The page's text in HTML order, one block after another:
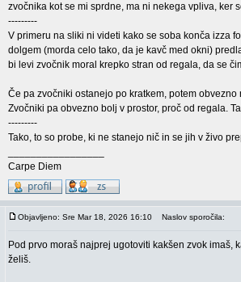
zvočnika kot se mi sprdne, ma ni nekega vpliva, ker
---------
V primeru na sliki ni videti kako se soba konča izza
dolgem (morda celo tako, da je kavč med okni)
bi levi zvočnik moral krepko stran od regala, da se
Če pa zvočniki ostanejo po kratkem, potem
Zvočniki pa obvezno bolj v prostor, proč od regala.
---------
Tako, to so probe, ki ne stanejo nič in se jih v živo
Carpe Diem
Objavljeno: Sre Mar 18, 2026 16:10 Naslov sporočila:
Pod prvo moraš najprej ugotoviti kakšen zvok
želiš.